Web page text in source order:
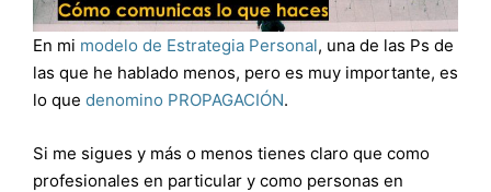
En mi modelo de Estrategia Personal, una de las Ps de
las que he hablado menos, pero es muy importante, es
lo que denomino PROPAGACIÓN.
Si me sigues y más o menos tienes claro que como
profesionales en particular y como personas en